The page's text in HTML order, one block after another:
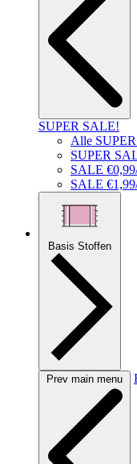
SUPER SALE!
Alle
SUPER
SALE
SALE
Basis Stoffen
Prev main menu